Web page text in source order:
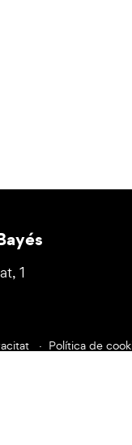
1
Política de